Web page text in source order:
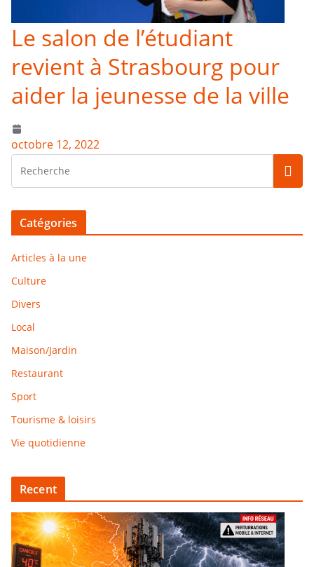
Le salon de l’étudiant
revient à Strasbourg pour
aider la jeunesse de la ville
octobre 12, 2022
Catégories
Articles à la une
Culture
Divers
Local
Maison/Jardin
Restaurant
Sport
Tourisme & loisirs
Vie quotidienne
Recent